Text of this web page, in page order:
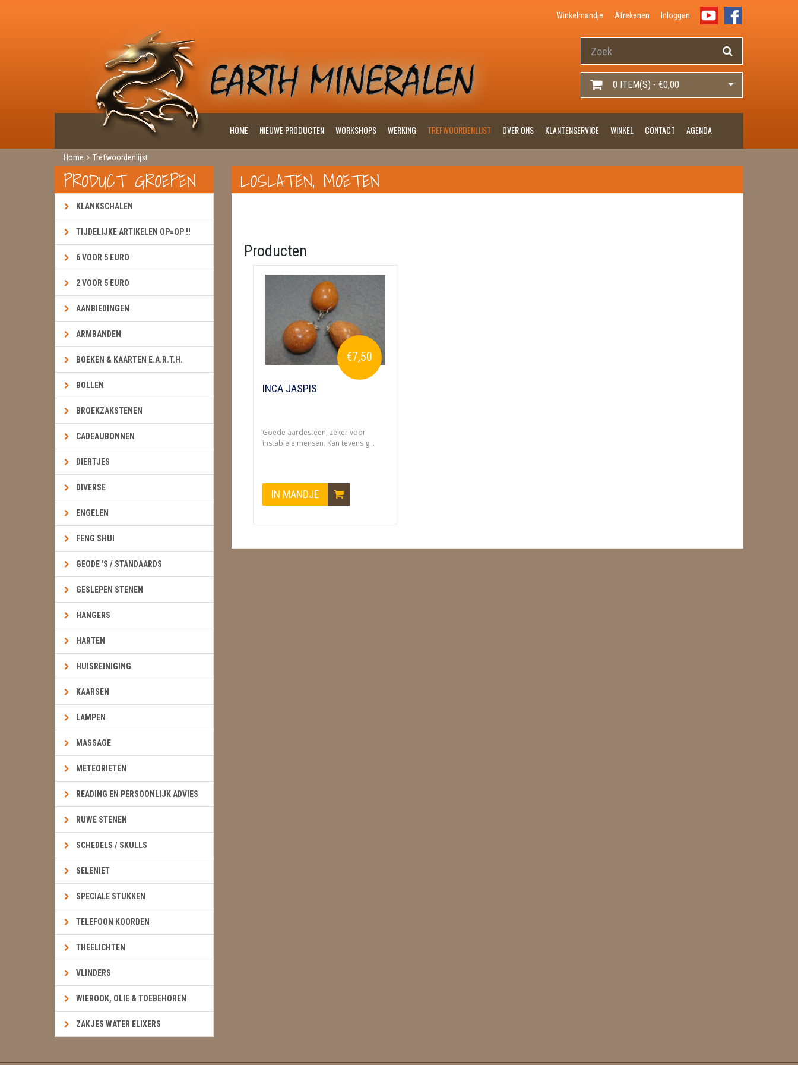
Winkelmandje Afrekenen Inloggen
0 ITEM(S) - €0,00
HOME NIEUWE PRODUCTEN WORKSHOPS WERKING TREFWOORDENLIJST OVER ONS KLANTENSERVICE WINKEL CONTACT AGENDA
Home Trefwoordenlijst
PRODUCT GROEPEN
KLANKSCHALEN
TIJDELIJKE ARTIKELEN OP=OP !!
6 VOOR 5 EURO
2 VOOR 5 EURO
AANBIEDINGEN
ARMBANDEN
BOEKEN & KAARTEN E.A.R.T.H.
BOLLEN
BROEKZAKSTENEN
CADEAUBONNEN
DIERTJES
DIVERSE
ENGELEN
FENG SHUI
GEODE 'S / STANDAARDS
GESLEPEN STENEN
HANGERS
HARTEN
HUISREINIGING
KAARSEN
LAMPEN
MASSAGE
METEORIETEN
READING EN PERSOONLIJK ADVIES
RUWE STENEN
SCHEDELS / SKULLS
SELENIET
SPECIALE STUKKEN
TELEFOON KOORDEN
THEELICHTEN
VLINDERS
WIEROOK, OLIE & TOEBEHOREN
ZAKJES WATER ELIXERS
LOSLATEN, MOETEN
Producten
€7,50
INCA JASPIS
Goede aardesteen, zeker voor
instabiele mensen. Kan tevens g...
IN MANDJE